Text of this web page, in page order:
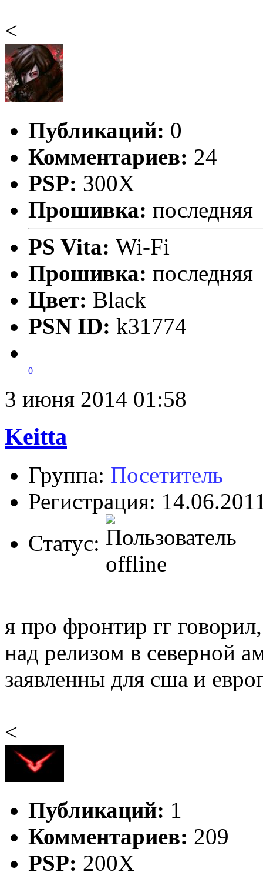
<
Публикаций: 0
Комментариев: 24
PSP: 300X
Прошивка: последняя
PS Vita: Wi-Fi
Прошивка: последняя
Цвет: Black
PSN ID: k31774
0
3 июня 2014 01:58
Keitta
Группа: Посетитель
Регистрация:
Статус:
я про фронтир гг
над релизом в северной
заявленны для сша и
<
Публикаций: 1
Комментариев: 209
PSP: 200X